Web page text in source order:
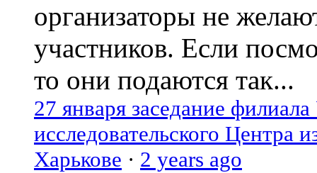
организаторы не
участников. Если
то они подаются так...
27 января заседание
исследовательского Центра
Харькове · 2 years ago